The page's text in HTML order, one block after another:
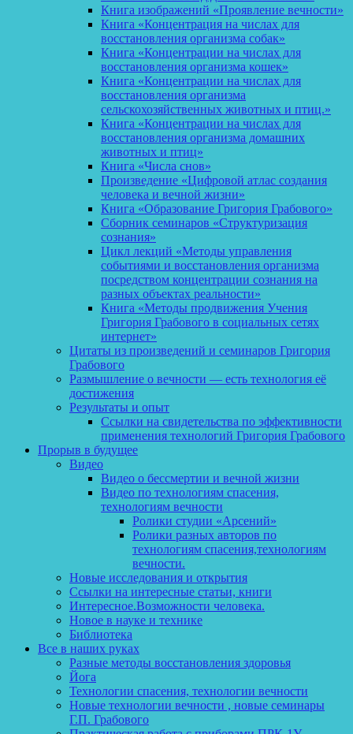
Книга изображений «Проявление вечности»
Книга «Концентрация на числах для
восстановления организма собак»
Книга «Концентрации на числах для
восстановления организма кошек»
Книга «Концентрации на числах для
восстановления организма
сельскохозяйственных животных и птиц.»
Книга «Концентрации на числах для
восстановления организма домашних
животных и птиц»
Книга «Числа снов»
Произведение «Цифровой атлас создания
человека и вечной жизни»
Книга «Образование Григория Грабового»
Сборник семинаров «Структуризация
сознания»
Цикл лекций «Методы управления
событиями и восстановления организма
посредством концентрации сознания на
разных объектах реальности»
Книга «Методы продвижения Учения
Григория Грабового в социальных сетях
интернет»
Цитаты из произведений и семинаров Григория
Грабового
Размышление о вечности — есть технология её
достижения
Результаты и опыт
Ссылки на свидетельства по эффективности
применения технологий Григория Грабового
Прорыв в будущее
Видео
Видео о бессмертии и вечной жизни
Видео по технологиям спасения,
технологиям вечности
Ролики студии «Арсений»
Ролики разных авторов по
технологиям спасения,технологиям
вечности.
Новые исследования и открытия
Ссылки на интересные статьи, книги
Интересное.Возможности человека.
Новое в науке и технике
Библиотека
Все в наших руках
Разные методы восстановления здоровья
Йога
Технологии спасения, технологии вечности
Новые технологии вечности , новые семинары
Г.П. Грабового